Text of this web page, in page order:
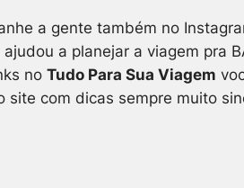
a gente também no
a planejar a viagem pra
no Tudo Para Sua Viagem
site com dicas sempre muito